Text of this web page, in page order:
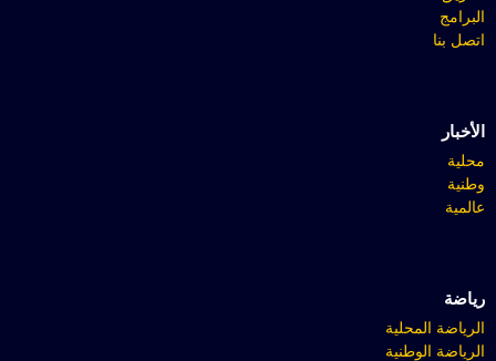
البرامج
اتصل بنا
الأخبار
محلية
وطنية
عالمية
رياضة
الرياضة المحلية
الرياضة الوطنية